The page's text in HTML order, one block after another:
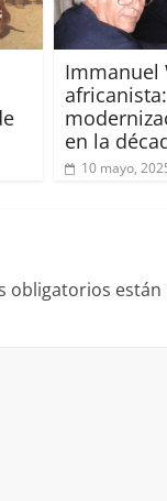
Immanuel
en la
10 mayo,
obligatorios